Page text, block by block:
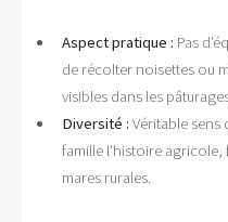
Aspect pratique : Pas
de récolter noisettes ou
visibles dans les
Diversité : Véritable sens
famille l’histoire agricole,
mares rurales.